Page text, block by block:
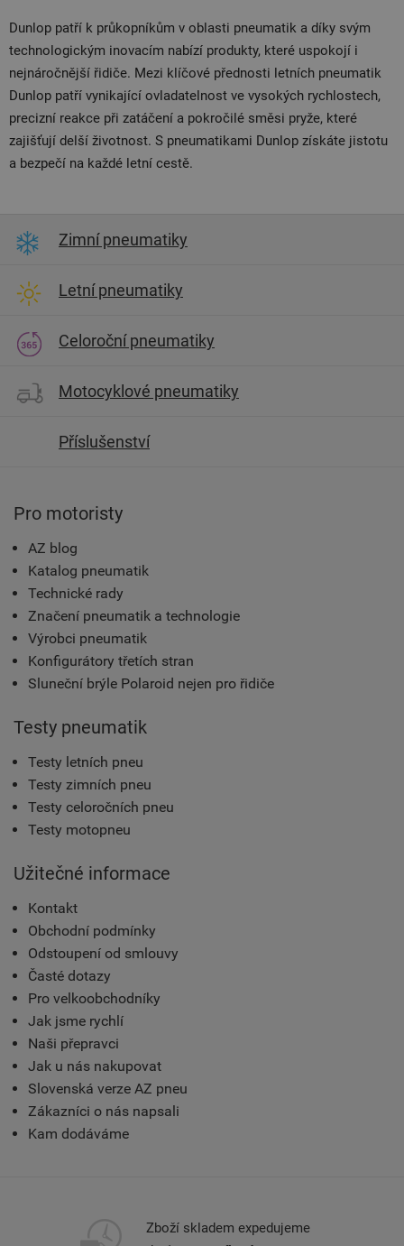
Dunlop patří k průkopníkům v oblasti pneumatik a díky svým
technologickým inovacím nabízí produkty, které uspokojí i
nejnáročnější řidiče. Mezi klíčové přednosti letních pneumatik
Dunlop patří vynikající ovladatelnost ve vysokých rychlostech,
precizní reakce při zatáčení a pokročilé směsi pryže, které
zajišťují delší životnost. S pneumatikami Dunlop získáte jistotu
a bezpečí na každé letní cestě.
Zimní pneumatiky
Letní pneumatiky
Celoroční pneumatiky
Motocyklové pneumatiky
Příslušenství
Pro motoristy
AZ blog
Katalog pneumatik
Technické rady
Značení pneumatik a technologie
Výrobci pneumatik
Konfigurátory třetích stran
Sluneční brýle Polaroid nejen pro řidiče
Testy pneumatik
Testy letních pneu
Testy zimních pneu
Testy celoročních pneu
Testy motopneu
Užitečné informace
Kontakt
Obchodní podmínky
Odstoupení od smlouvy
Časté dotazy
Pro velkoobchodníky
Jak jsme rychlí
Naši přepravci
Jak u nás nakupovat
Slovenská verze AZ pneu
Zákazníci o nás napsali
Kam dodáváme
Zboží skladem expedujeme